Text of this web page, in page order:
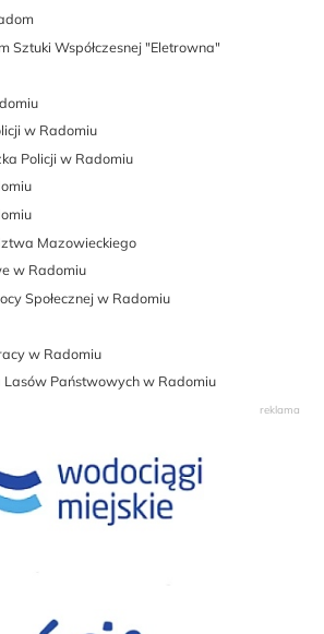
Sztuki Współczesnej "Eletrowna"
w Radomiu
Policji w Radomiu
Mazowieckiego
w Radomiu
Społecznej w Radomiu
w Radomiu
Lasów Państwowych w Radomiu